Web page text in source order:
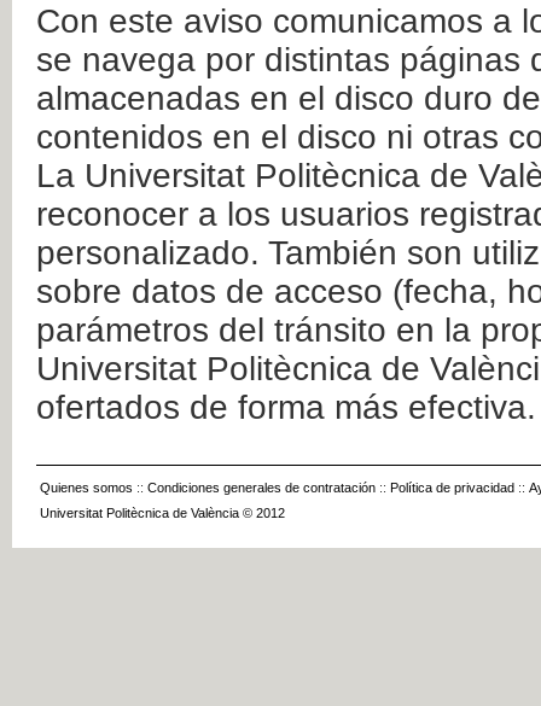
Con este aviso comunicamos a
se navega por distintas páginas
almacenadas en el disco duro
contenidos en el disco ni otras
La Universitat Politècnica de
reconocer a los usuarios
personalizado. También son
sobre datos de acceso (fecha,
parámetros del tránsito en la
Universitat Politècnica de
ofertados de forma más efectiva.
Quienes somos :: Condiciones generales de contratación :: Política de privacidad ::
Universitat Politècnica de València © 2012